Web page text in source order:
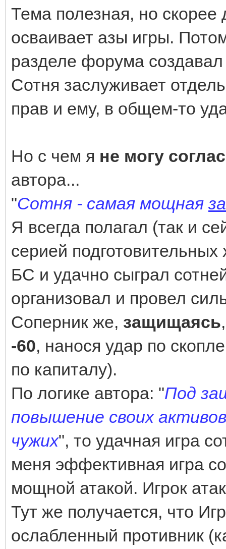
Тема полезная, но скорее
осваивает азы игры.
разделе форума
Сотня заслуживает
прав и ему, в общем-то
Но с чем я не могу
автора...
"Сотня - самая мощная
Я всегда полагал (так и
серией
БС и удачно сыграл
организовал и провел
Соперник же, защищаясь
-60, нанося удар по
по капиталу).
По логике автора: "Под
повышение своих
чужих", то удачная игра
меня эффективная игра
мощной атакой. Игрок
Тут же получается, что
ослабленный противник